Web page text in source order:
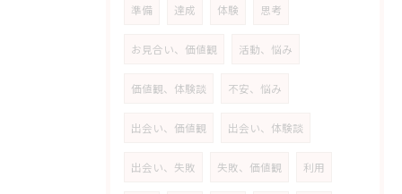
準備 達成 体験 思考
お見合い、価値観 活動、悩み
価値観、体験談 不安、悩み
出会い、価値観 出会い、体験談
出会い、失敗 失敗、価値観 利用